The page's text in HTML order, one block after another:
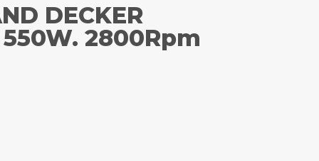
DECKER
2800Rpm